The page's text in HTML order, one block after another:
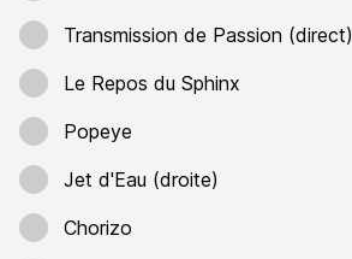
Transmission de Passion (direct)
Le Repos du Sphinx
Popeye
Jet d'Eau (droite)
Chorizo